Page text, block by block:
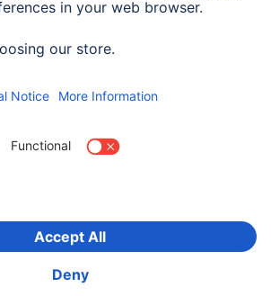
Wybierz kraj
Bezpieczeństwo i ochrona danych
Deklaracje zgodności